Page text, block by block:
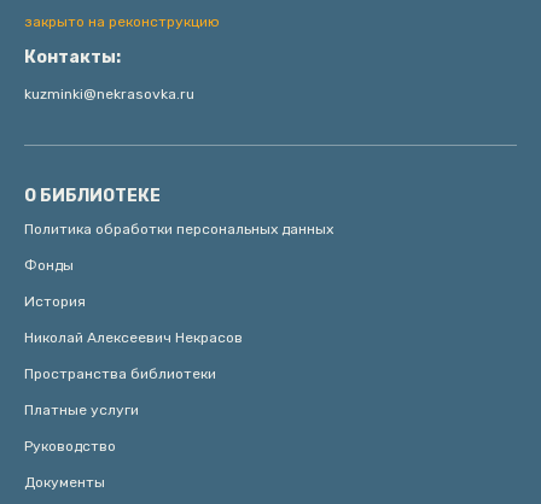
закрыто на реконструкцию
Контакты:
kuzminki@nekrasovka.ru
О БИБЛИОТЕКЕ
Политика обработки персональных данных
Фонды
История
Николай Алексеевич Некрасов
Пространства библиотеки
Платные услуги
Руководство
Документы